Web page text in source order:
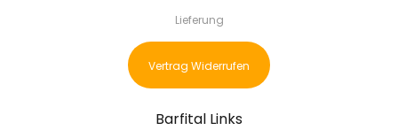
Lieferung
Vertrag Widerrufen
Barfital Links